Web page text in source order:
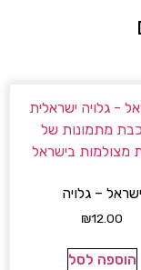
ישראל – גלויה
₪12.00
הוספה לסל